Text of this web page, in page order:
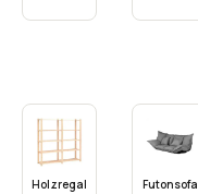
Holzregal Futonsofa